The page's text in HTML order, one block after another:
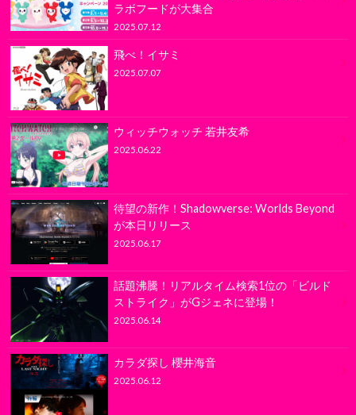
ラボフードが大集合
2025.07.12
飛べ！イサミ
2025.07.07
ウィッチウォッチ 若井友希
2025.06.22
待望の新作！Shadowverse: Worlds Beyond
が本日リリース
2025.06.17
話題沸騰！リアルタイム検索1位の「ビルド
ストライク」がGジェネに登場！
2025.06.14
カラダ探し 櫻井海音
2025.06.12